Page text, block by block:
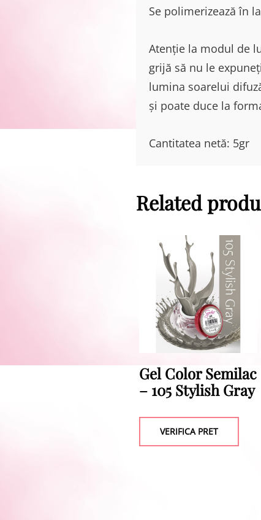
Se polimerizează în
Atenție la modul de
grijă să nu le
lumina soarelui
și poate duce la
Cantitatea netă: 5gr
Related
Gel Color Semilac
– 105 Stylish Gray
VERIFICA PRET